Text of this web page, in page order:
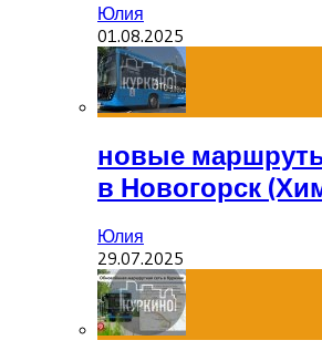
Юлия
01.08.2025
новые
в Новогорск
Юлия
29.07.2025